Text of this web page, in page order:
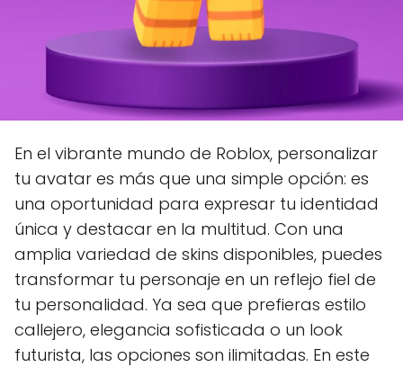
En el vibrante mundo de Roblox, personalizar
tu avatar es más que una simple opción: es
una oportunidad para expresar tu identidad
única y destacar en la multitud. Con una
amplia variedad de skins disponibles, puedes
transformar tu personaje en un reflejo fiel de
tu personalidad. Ya sea que prefieras estilo
callejero, elegancia sofisticada o un look
futurista, las opciones son ilimitadas. En este